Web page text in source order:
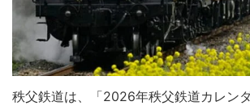
秩父鉄道は、「2026年秩父鉄道カレン